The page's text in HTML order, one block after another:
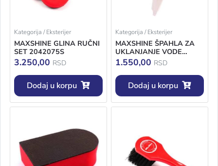
Kategorija / Eksterijer
MAXSHINE GLINA RUČNI
SET 2042075S
3.250,00 RSD
Dodaj u korpu
Kategorija / Eksterijer
MAXSHINE ŠPAHLA ZA
UKLANJANJE VODE
(BELA) 7011024
1.550,00 RSD
Dodaj u korpu